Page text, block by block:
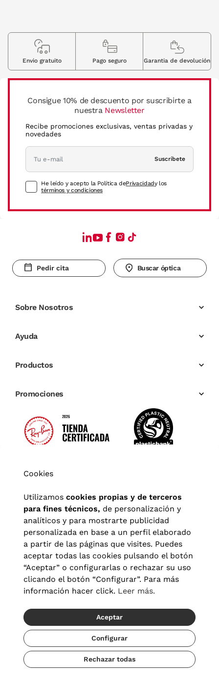
Consigue 10% de descuento por suscribirte a
nuestra Newsletter
Recibe promociones exclusivas, ventas privadas y
novedades
Suscríbete
He leído y acepto la Política dePrivacidady los
términos y condiciones
Envio gratuito Pago seguro Garantia de devolución
Pedir cita Buscar óptica
Sobre Nosotros
Ayuda
Productos
Promociones
Aviso legal| Política de privacidad Términos y condiciones
Política de cookies|Configuración de cookies
© 2026 Visionlab España
Cookies
Utilizamos cookies propias y de terceros
para fines técnicos, de personalización y
analíticos y para mostrarte publicidad
personalizada en base a un perfil elaborado
a partir de las páginas que visites. Puedes
aceptar todas las cookies pulsando el botón
“Aceptar” o configurarlas o rechazar su uso
clicando el botón “Configurar”. Para más
información hacer click. Leer más.
Aceptar
Configurar
Rechazar todas